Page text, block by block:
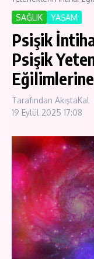
SAĞLIK YAŞAM
Psişik
Psişik
Tarafından AkıştaKal
19 Eylül 2025 17:08